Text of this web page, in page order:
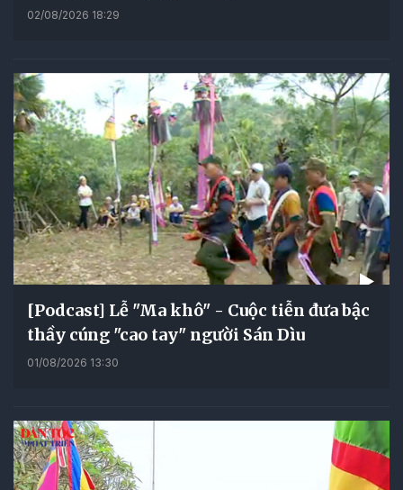
02/08/2026 18:29
[Podcast] Lễ "Ma khô" - Cuộc tiễn đưa bậc
thầy cúng "cao tay" người Sán Dìu
01/08/2026 13:30